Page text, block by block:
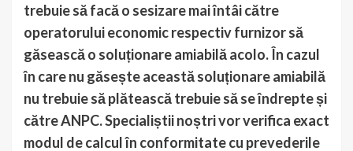
trebuie să facă o sesizare mai întâi către
operatorului economic respectiv furnizor să
găsească o soluționare amiabilă acolo. În cazul
în care nu găsește această soluționare amiabilă
nu trebuie să plătească trebuie să se îndrepte și
către ANPC. Specialiștii noștri vor verifica exact
modul de calcul în conformitate cu prevederile